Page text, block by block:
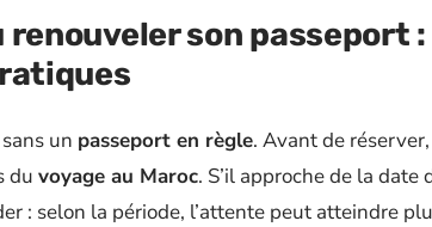
renouveler son passeport
un passeport en règle. Avant de
du voyage au Maroc. S’il approche de la
: selon la période, l’attente peut atteindre